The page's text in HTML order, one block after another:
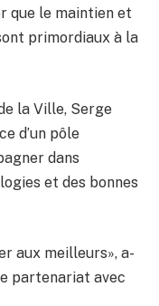
que le maintien et
primordiaux à la
la Ville, Serge
d’un pôle
dans
et des bonnes
aux meilleurs», a-
partenariat avec